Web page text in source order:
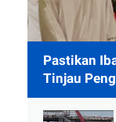
Pastikan
Tinjau
Gading